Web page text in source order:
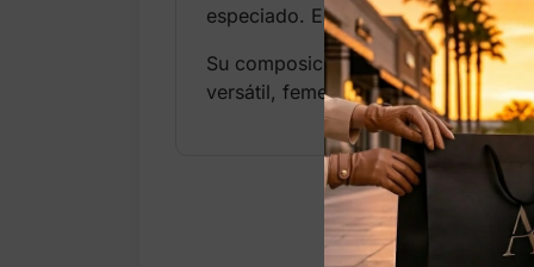
especiado. Es un perfume
Su composición combina notas
versátil, femenina y fácil de llevar,